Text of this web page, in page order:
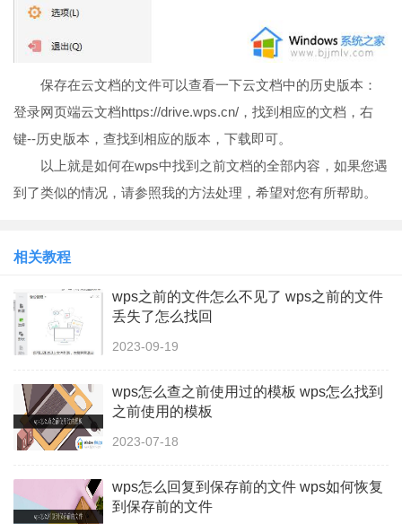
保存在云文档的文件可以查看一下云文档中的历史版本：
登录网页端云文档https://drive.wps.cn/，找到相应的文档，右
键--历史版本，查找到相应的版本，下载即可。
以上就是如何在wps中找到之前文档的全部内容，如果您遇
到了类似的情况，请参照我的方法处理，希望对您有所帮助。
相关教程
wps之前的文件怎么不见了 wps之前的文件
丢失了怎么找回
2023-09-19
wps怎么查之前使用过的模板 wps怎么找到
之前使用的模板
2023-07-18
wps怎么回复到保存前的文件 wps如何恢复
到保存前的文件